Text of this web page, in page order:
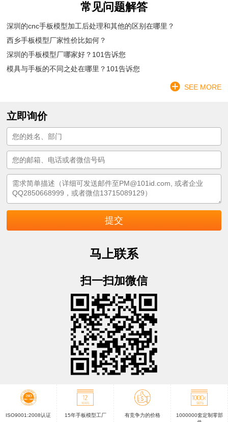
常见问题解答
深圳的cnc手板模型加工后处理和其他的区别在哪里？
西乡手板模型厂家性价比如何？
深圳的手板模型厂哪家好？101告诉您
模具与手板的不同之处在哪里？101告诉您
SEE MORE
立即询价
马上联系
扫一扫加微信
ISO9001:2008认证 15年手板模型工厂 有竞争力的价格
1000000套定制零部